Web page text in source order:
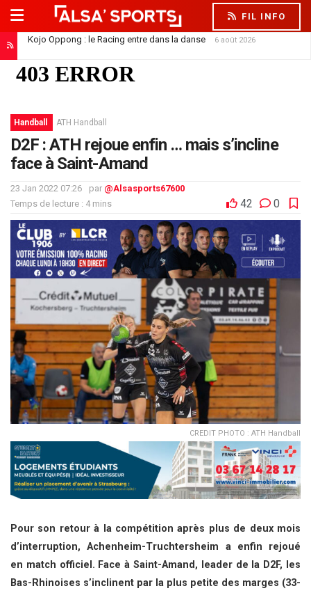
FIL INFO
Kojo Oppong : le Racing entre dans la danse 6 août 2026
Handball ATH Handball
D2F : ATH rejoue enfin … mais s’incline
face à Saint-Amand
23 Jan 2022 07:26 par @Alsasports67600
Temps de lecture : 4 mins
42 0
CREDIT PHOTO : ATH Handball
Pour son retour à la compétition après plus de deux mois
d’interruption, Achenheim-Truchtersheim a enfin rejoué
en match officiel. Face à Saint-Amand, leader de la D2F, les
Bas-Rhinoises s’inclinent par la plus petite des marges (33-